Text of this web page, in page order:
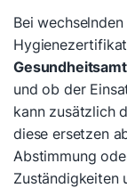
Bei
Gesundheitsamt
und ob der
kann zusätzlich
diese ersetzen
Abstimmung
Zuständigkeiten